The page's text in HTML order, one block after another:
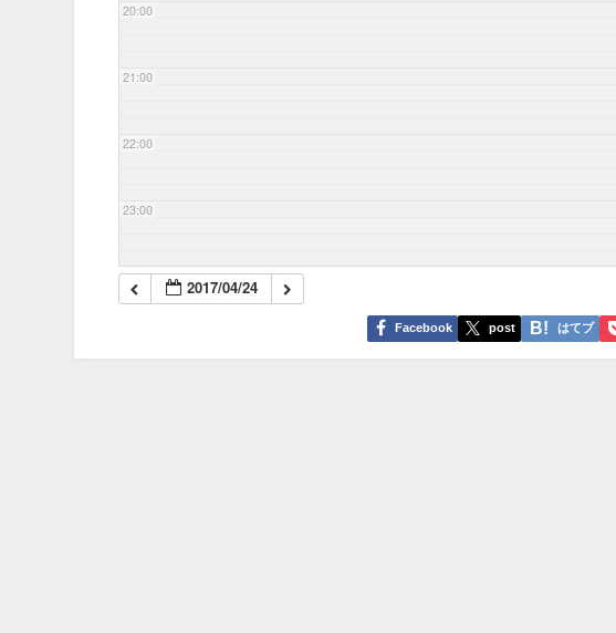
20:00
21:00
22:00
23:00
2017/04/24
Facebook post はてブ